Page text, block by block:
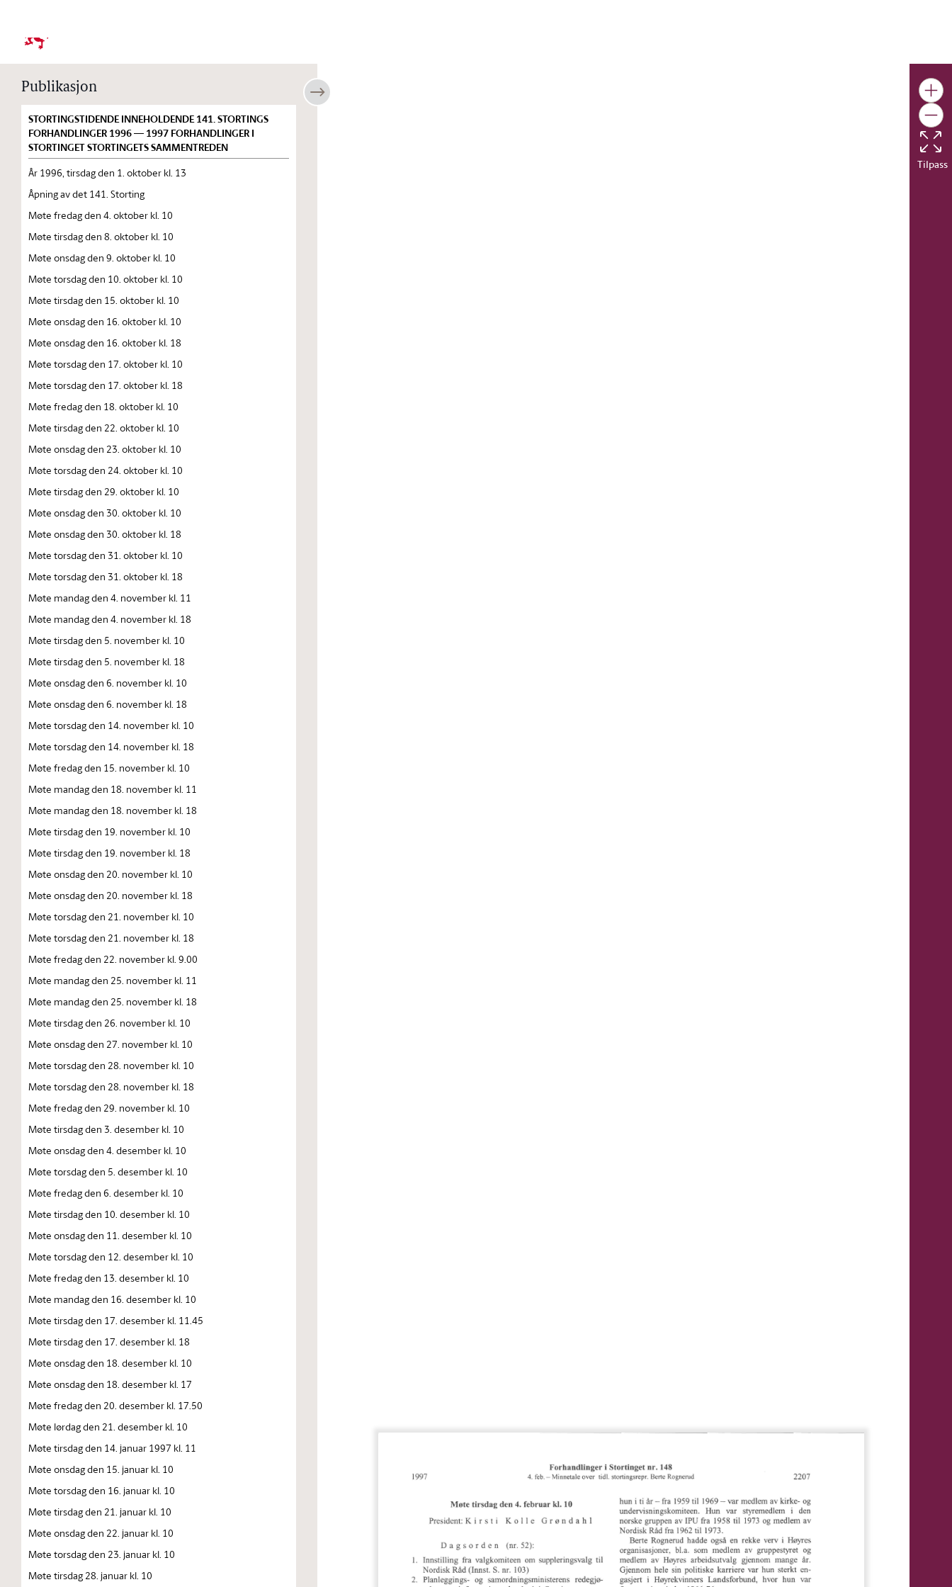
Publikasjon
STORTINGSTIDENDE INNEHOLDENDE 141. STORTINGS
FORHANDLINGER 1996 — 1997 FORHANDLINGER I
STORTINGET STORTINGETS SAMMENTREDEN
År 1996, tirsdag den 1. oktober kl. 13
Åpning av det 141. Storting
Møte fredag den 4. oktober kl. 10
Møte tirsdag den 8. oktober kl. 10
Møte onsdag den 9. oktober kl. 10
Møte torsdag den 10. oktober kl. 10
Møte tirsdag den 15. oktober kl. 10
Møte onsdag den 16. oktober kl. 10
Møte onsdag den 16. oktober kl. 18
Møte torsdag den 17. oktober kl. 10
Møte torsdag den 17. oktober kl. 18
Møte fredag den 18. oktober kl. 10
Møte tirsdag den 22. oktober kl. 10
Møte onsdag den 23. oktober kl. 10
Møte torsdag den 24. oktober kl. 10
Møte tirsdag den 29. oktober kl. 10
Møte onsdag den 30. oktober kl. 10
Møte onsdag den 30. oktober kl. 18
Møte torsdag den 31. oktober kl. 10
Møte torsdag den 31. oktober kl. 18
Møte mandag den 4. november kl. 11
Møte mandag den 4. november kl. 18
Møte tirsdag den 5. november kl. 10
Møte tirsdag den 5. november kl. 18
Møte onsdag den 6. november kl. 10
Møte onsdag den 6. november kl. 18
Møte torsdag den 14. november kl. 10
Møte torsdag den 14. november kl. 18
Møte fredag den 15. november kl. 10
Møte mandag den 18. november kl. 11
Møte mandag den 18. november kl. 18
Møte tirsdag den 19. november kl. 10
Møte tirsdag den 19. november kl. 18
Møte onsdag den 20. november kl. 10
Møte onsdag den 20. november kl. 18
Møte torsdag den 21. november kl. 10
Møte torsdag den 21. november kl. 18
Møte fredag den 22. november kl. 9.00
Møte mandag den 25. november kl. 11
Møte mandag den 25. november kl. 18
Møte tirsdag den 26. november kl. 10
Møte onsdag den 27. november kl. 10
Møte torsdag den 28. november kl. 10
Møte torsdag den 28. november kl. 18
Møte fredag den 29. november kl. 10
Møte tirsdag den 3. desember kl. 10
Møte onsdag den 4. desember kl. 10
Møte torsdag den 5. desember kl. 10
Møte fredag den 6. desember kl. 10
Møte tirsdag den 10. desember kl. 10
Møte onsdag den 11. desember kl. 10
Møte torsdag den 12. desember kl. 10
Møte fredag den 13. desember kl. 10
Møte mandag den 16. desember kl. 10
Møte tirsdag den 17. desember kl. 11.45
Møte tirsdag den 17. desember kl. 18
Møte onsdag den 18. desember kl. 10
Møte onsdag den 18. desember kl. 17
Møte fredag den 20. desember kl. 17.50
Møte lørdag den 21. desember kl. 10
Møte tirsdag den 14. januar 1997 kl. 11
Møte onsdag den 15. januar kl. 10
Møte torsdag den 16. januar kl. 10
Møte tirsdag den 21. januar kl. 10
Møte onsdag den 22. januar kl. 10
Møte torsdag den 23. januar kl. 10
Møte tirsdag 28. januar kl. 10